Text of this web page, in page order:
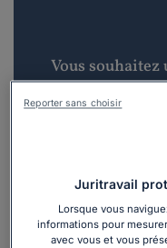
Vous souhaitez
Juritravail
Lorsque vous
informations pour
avec vous et vous
Reporter sans choisir